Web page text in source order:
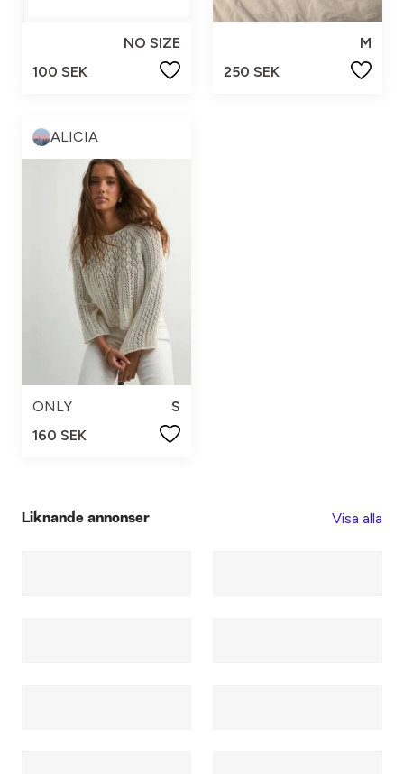
NO SIZE
100 SEK
M
250 SEK
ALICIA
ONLY
S
160 SEK
Liknande annonser Visa alla